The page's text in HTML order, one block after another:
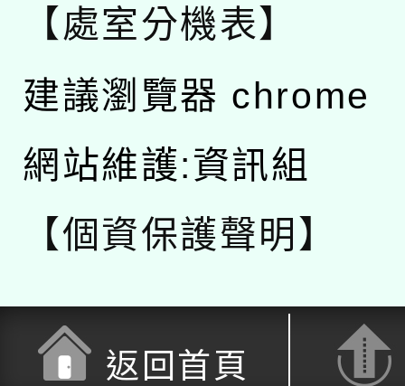
【處室分機表】
建議瀏覽器 chrome
網站維護:資訊組
【個資保護聲明】
返回首頁